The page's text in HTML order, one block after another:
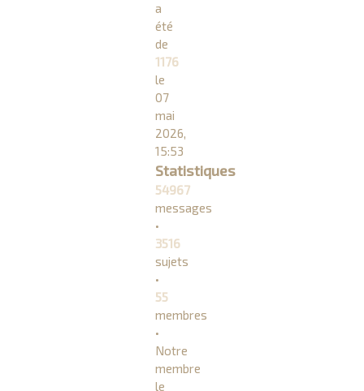
a
été
de
1176
le
07
mai
2026,
15:53
Statistiques
54967
messages
•
3516
sujets
•
55
membres
•
Notre
membre
le